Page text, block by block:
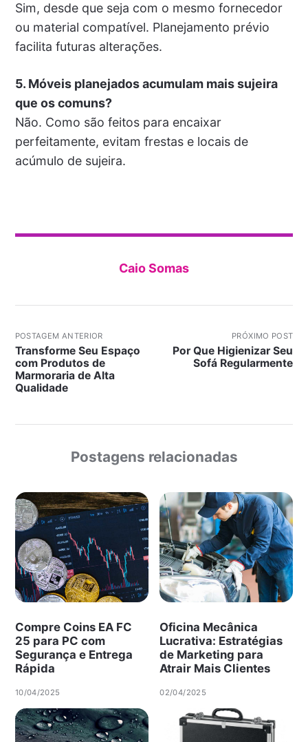
Sim, desde que seja com o mesmo fornecedor
ou material compatível. Planejamento prévio
facilita futuras alterações.
5. Móveis planejados acumulam mais sujeira
que os comuns?
Não. Como são feitos para encaixar
perfeitamente, evitam frestas e locais de
acúmulo de sujeira.
Caio Somas
POSTAGEM ANTERIOR
Transforme Seu Espaço
com Produtos de
Marmoraria de Alta
Qualidade
PRÓXIMO POST
Por Que Higienizar Seu
Sofá Regularmente
Postagens relacionadas
Compre Coins EA FC
25 para PC com
Segurança e Entrega
Rápida
10/04/2025
Oficina Mecânica
Lucrativa: Estratégias
de Marketing para
Atrair Mais Clientes
02/04/2025